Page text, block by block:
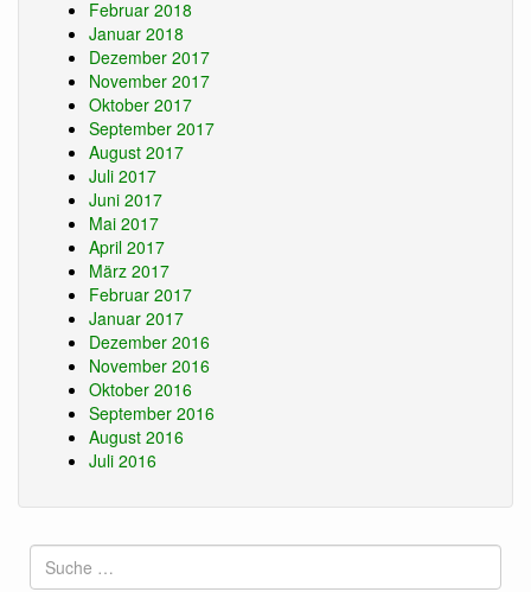
Februar 2018
Januar 2018
Dezember 2017
November 2017
Oktober 2017
September 2017
August 2017
Juli 2017
Juni 2017
Mai 2017
April 2017
März 2017
Februar 2017
Januar 2017
Dezember 2016
November 2016
Oktober 2016
September 2016
August 2016
Juli 2016
Suche
nach: